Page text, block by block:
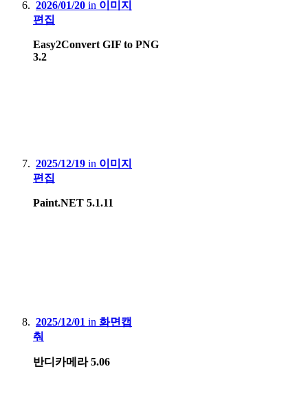
2026/01/20 in 이미지
편집
Easy2Convert GIF to PNG
3.2
2025/12/19 in 이미지
편집
Paint.NET 5.1.11
2025/12/01 in 화면캡
춰
반디카메라 5.06